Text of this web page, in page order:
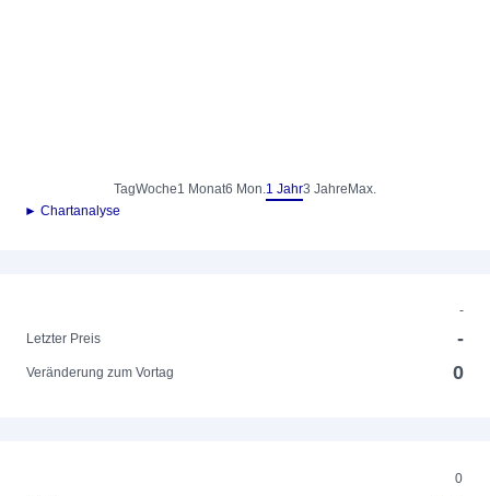
TagWoche1 Monat6 Mon.1 Jahr3 Jahre Max.
► Chartanalyse
-
Letzter Preis
-
Veränderung zum Vortag 0
0